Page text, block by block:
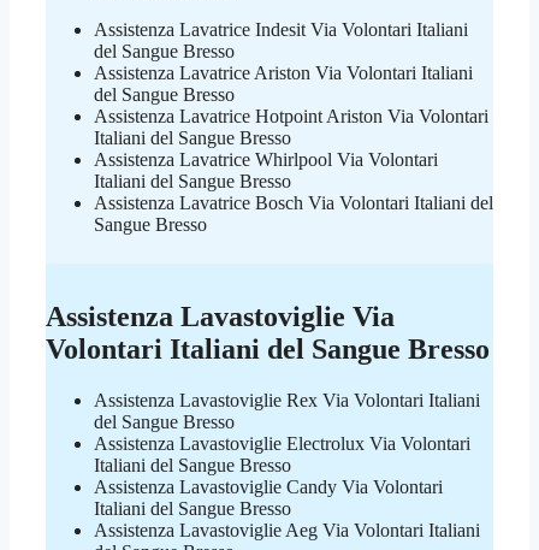
Assistenza Lavatrice Indesit Via Volontari Italiani
del Sangue Bresso
Assistenza Lavatrice Ariston Via Volontari Italiani
del Sangue Bresso
Assistenza Lavatrice Hotpoint Ariston Via Volontari
Italiani del Sangue Bresso
Assistenza Lavatrice Whirlpool Via Volontari
Italiani del Sangue Bresso
Assistenza Lavatrice Bosch Via Volontari Italiani del
Sangue Bresso
Assistenza Lavastoviglie Via
Volontari Italiani del Sangue Bresso
Assistenza Lavastoviglie Rex Via Volontari Italiani
del Sangue Bresso
Assistenza Lavastoviglie Electrolux Via Volontari
Italiani del Sangue Bresso
Assistenza Lavastoviglie Candy Via Volontari
Italiani del Sangue Bresso
Assistenza Lavastoviglie Aeg Via Volontari Italiani